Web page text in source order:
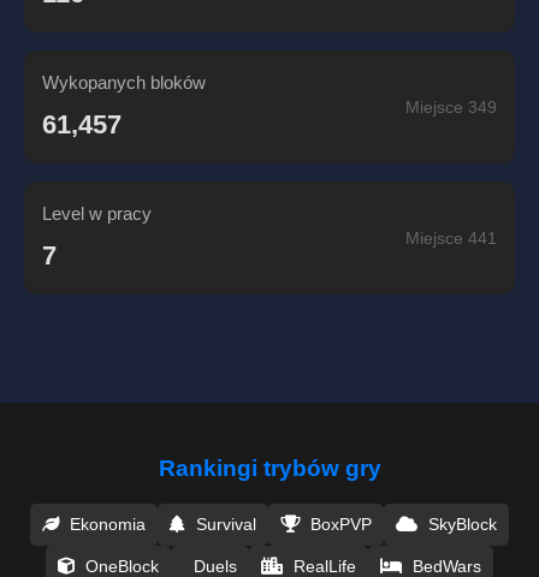
Wykopanych bloków
61,457
Miejsce 349
Level w pracy
7
Miejsce 441
Rankingi trybów gry
Ekonomia Survival BoxPVP SkyBlock
OneBlock Duels RealLife BedWars